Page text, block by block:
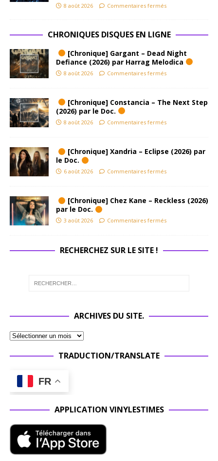
8 août 2026 Commentaires fermés
CHRONIQUES DISQUES EN LIGNE
[Chronique] Gargant – Dead Night
Defiance (2026) par Harrag Melodica
8 août 2026 Commentaires fermés
[Chronique] Constancia – The Next Step
(2026) par le Doc.
8 août 2026 Commentaires fermés
[Chronique] Xandria – Eclipse (2026) par
le Doc.
6 août 2026 Commentaires fermés
[Chronique] Chez Kane – Reckless (2026)
par le Doc.
3 août 2026 Commentaires fermés
RECHERCHEZ SUR LE SITE !
ARCHIVES DU SITE.
TRADUCTION/TRANSLATE
FR
APPLICATION VINYLESTIMES